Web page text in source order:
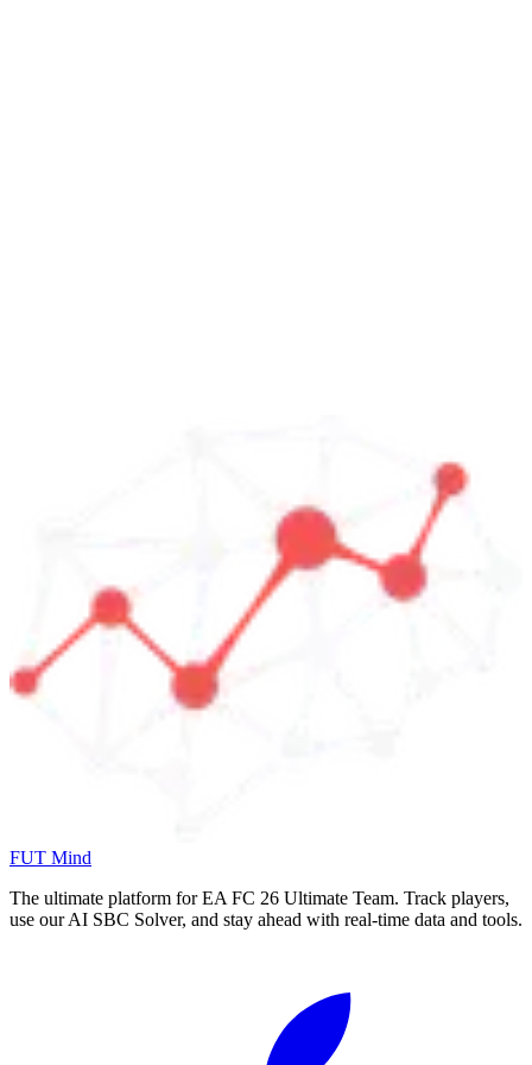
FUT Mind
The ultimate platform for EA FC 26 Ultimate Team. Track players,
use our AI SBC Solver, and stay ahead with real-time data and tools.